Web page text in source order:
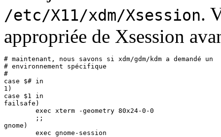
/etc/X11/xdm/Xsession.
appropriée de Xsession
# maintenant, nous savons si xdm/gdm/kdm a demandé un
# environnement spécifique
#
case $# in
1)
case $1 in
failsafe)
gnome)